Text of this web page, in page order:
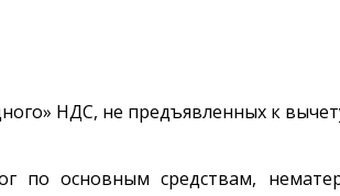
НДС, не предъявленных к
по основным средствам,